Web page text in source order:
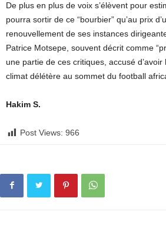
De plus en plus de voix s’élèvent pour
pourra sortir de ce “bourbier” qu’au prix
renouvellement de ses instances
Patrice Motsepe, souvent décrit comme
une partie de ces critiques, accusé d’avoir
climat délétère au sommet du football
Hakim S.
Post Views: 966